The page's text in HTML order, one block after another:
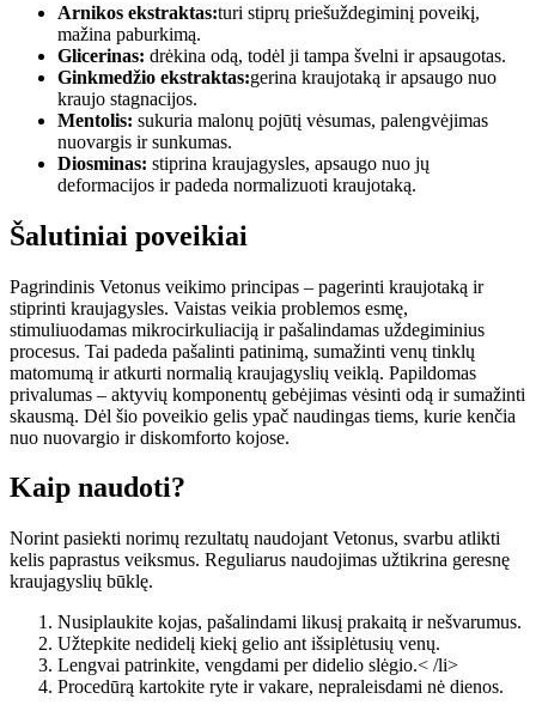
Arnikos ekstraktas:turi stiprų priešuždegiminį poveikį,
mažina paburkimą.
Glicerinas: drėkina odą, todėl ji tampa švelni ir apsaugotas.
Ginkmedžio ekstraktas:gerina kraujotaką ir apsaugo nuo
kraujo stagnacijos.
Mentolis: sukuria malonų pojūtį vėsumas, palengvėjimas
nuovargis ir sunkumas.
Diosminas: stiprina kraujagysles, apsaugo nuo jų
deformacijos ir padeda normalizuoti kraujotaką.
Šalutiniai poveikiai
Pagrindinis Vetonus veikimo principas – pagerinti kraujotaką ir
stiprinti kraujagysles. Vaistas veikia problemos esmę,
stimuliuodamas mikrocirkuliaciją ir pašalindamas uždegiminius
procesus. Tai padeda pašalinti patinimą, sumažinti venų tinklų
matomumą ir atkurti normalią kraujagyslių veiklą. Papildomas
privalumas – aktyvių komponentų gebėjimas vėsinti odą ir sumažinti
skausmą. Dėl šio poveikio gelis ypač naudingas tiems, kurie kenčia
nuo nuovargio ir diskomforto kojose.
Kaip naudoti?
Norint pasiekti norimų rezultatų naudojant Vetonus, svarbu atlikti
kelis paprastus veiksmus. Reguliarus naudojimas užtikrina geresnę
kraujagyslių būklę.
Nusiplaukite kojas, pašalindami likusį prakaitą ir nešvarumus.
Užtepkite nedidelį kiekį gelio ant išsiplėtusių venų.
Lengvai patrinkite, vengdami per didelio slėgio.< /li>
Procedūrą kartokite ryte ir vakare, nepraleisdami nė dienos.